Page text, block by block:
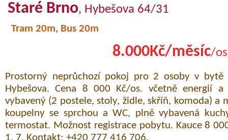
Staré Brno, Hybešova 64/31
Tram 20m, Bus 20m
8.000Kč/měsíc/
Prostorný neprůchozí pokoj pro 2 osoby v
Hybešova. Cena 8 000 Kč/os. včetně energií
vybavený (2 postele, stoly, židle, skříň, komoda) a
koupelny se sprchou a WC, plně vybavená
termostat. Možnost registrace pobytu. Kauce 8
1. 7. Kontakt: +420 777 416 706.